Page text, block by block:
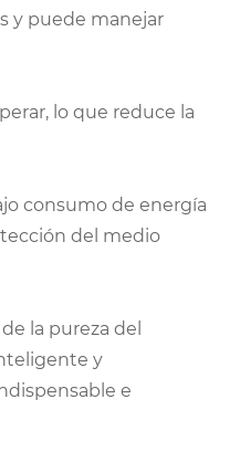
y puede manejar
lo que reduce la
consumo de energía
del medio
la pureza del
y
e